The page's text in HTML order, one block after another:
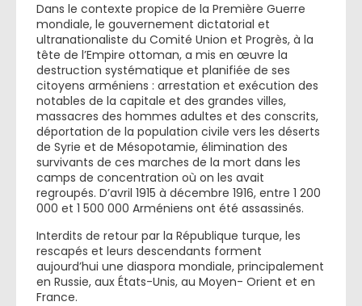
Dans le contexte propice de la Première Guerre
mondiale, le gouvernement dictatorial et
ultranationaliste du Comité Union et Progrès, à la
tête de l’Empire ottoman, a mis en œuvre la
destruction systématique et planifiée de ses
citoyens arméniens : arrestation et exécution des
notables de la capitale et des grandes villes,
massacres des hommes adultes et des conscrits,
déportation de la population civile vers les déserts
de Syrie et de Mésopotamie, élimination des
survivants de ces marches de la mort dans les
camps de concentration où on les avait
regroupés. D’avril 1915 à décembre 1916, entre 1 200
000 et 1 500 000 Arméniens ont été assassinés.
Interdits de retour par la République turque, les
rescapés et leurs descendants forment
aujourd’hui une diaspora mondiale, principalement
en Russie, aux États-Unis, au Moyen- Orient et en
France.